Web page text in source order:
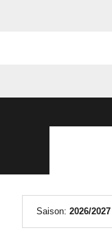
Saison: 2026/2027